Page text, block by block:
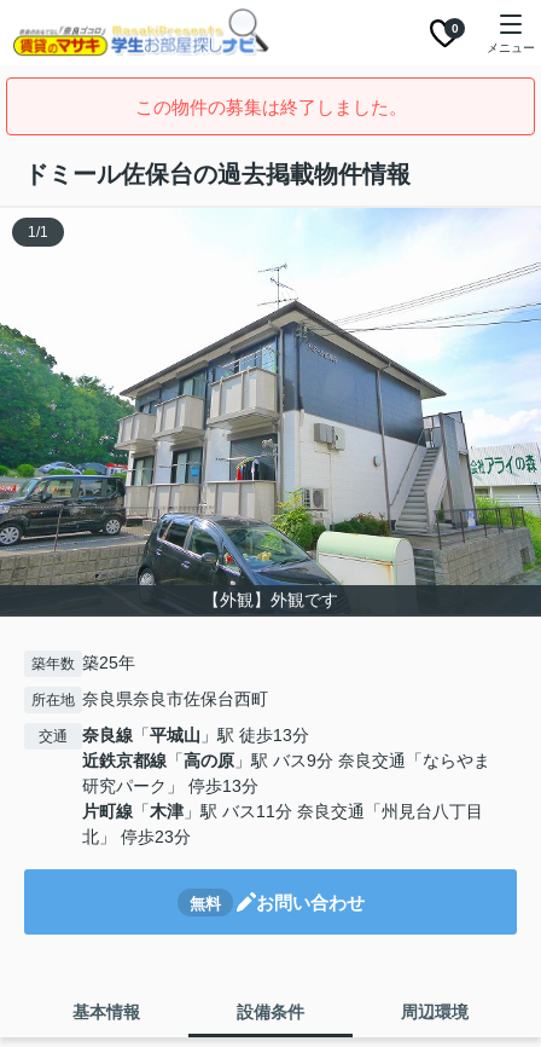
0
メニュー
この物件の募集は終了しました。
ドミール佐保台の過去掲載物件情報
【外観】外観です
1/1
築年数 築25年
所在地 奈良県奈良市佐保台西町
交通 奈良線 「平城山 」駅 徒歩13分
近鉄京都線 「高の原 」駅 バス9分 奈良交通「ならやま
研究パーク」 停歩13分
片町線 「木津 」駅 バス11分 奈良交通「州見台八丁目
北」 停歩23分
無料 お問い合わせ
基本情報 設備条件 周辺環境